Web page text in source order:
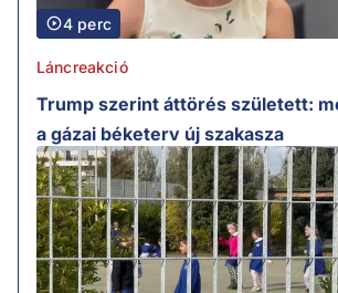
4 perc
Láncreakció
Trump szerint áttörés született:
a gázai béketerv új szakasza